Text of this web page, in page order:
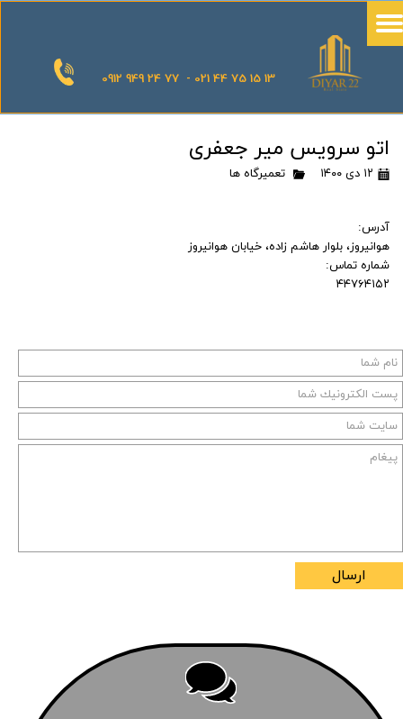
0912 949 24 77 - 021 44 75 15 13
اتو سرویس میر جعفری
۱۲ دی ۱۴۰۰ تعمیرگاه ها
آدرس:
هوانیروز، بلوار هاشم زاده، خیابان هوانیروز
شماره تماس:
۴۴۷۶۴۱۵۲
ارسال